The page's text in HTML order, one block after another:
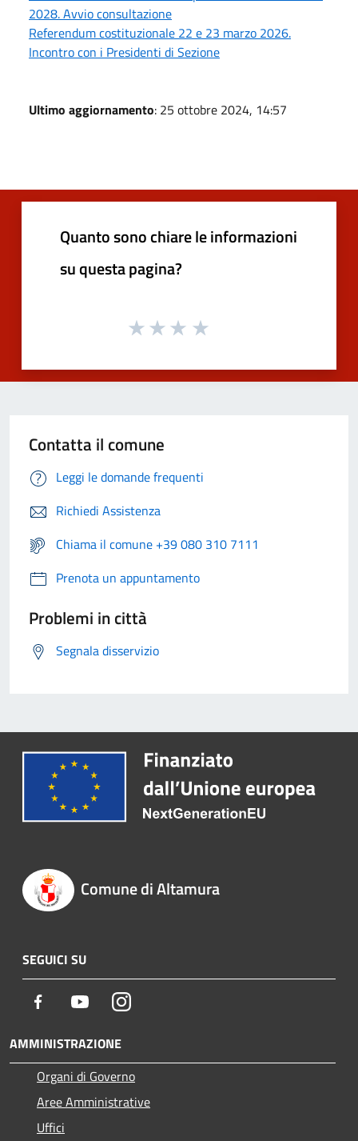
2028. Avvio consultazione
Referendum costituzionale 22 e 23 marzo 2026.
Incontro con i Presidenti di Sezione
Ultimo aggiornamento: 25 ottobre 2024, 14:57
Quanto sono chiare le informazioni
su questa pagina?
Contatta il comune
Leggi le domande frequenti
Richiedi Assistenza
Chiama il comune +39 080 310 7111
Prenota un appuntamento
Problemi in città
Segnala disservizio
Comune di Altamura
SEGUICI SU
Facebook YoutubeInstagram
AMMINISTRAZIONE
Organi di Governo
Aree Amministrative
Uffici